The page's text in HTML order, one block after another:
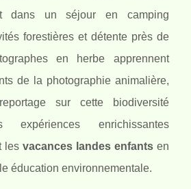
dans un séjour en camping
forestières et détente près de
en herbe apprennent
de la photographie animalière,
sur cette biodiversité
expériences enrichissantes
les vacances landes enfantsen
éducation environnementale.